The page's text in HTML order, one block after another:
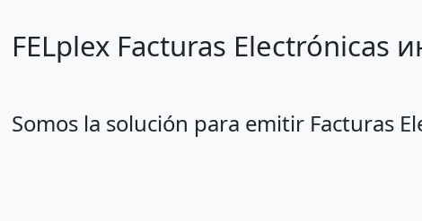
FELplex Facturas Electrónicas
Somos la solución para emitir Facturas